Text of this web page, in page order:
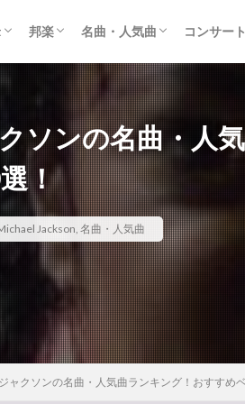
ー紹介
バシーポリシー
項
邦楽
STARTO ENTERTAINMENT (旧ジャ
女性アイドル
K-POP
名曲・人気曲
おすすめアルバム
歌詞考察
コンサー
セトリ・
ライブレ
カード枠
ソンの名曲・人
！
Jackson, 名曲・人気曲
ャクソンの名曲・人気曲ランキング！おすすめ